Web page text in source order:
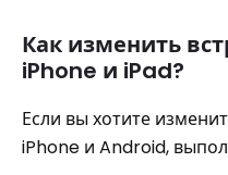
Как изменить
iPhone и iPad?
Если вы хотите
iPhone и Android,